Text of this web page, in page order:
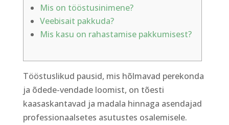
Mis on tööstusinimene?
Veebisait pakkuda?
Mis kasu on rahastamise pakkumisest?
Tööstuslikud pausid, mis hõlmavad perekonda
ja õdede-vendade loomist, on tõesti
kaasaskantavad ja madala hinnaga asendajad
professionaalsetes asutustes osalemisele.